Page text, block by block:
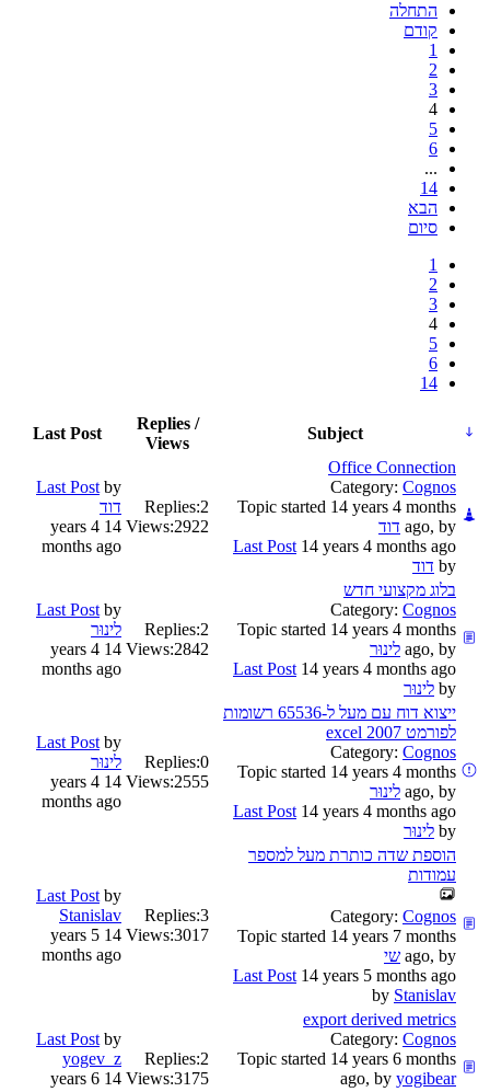
התחלה
קודם
1
2
3
4
5
6
...
14
הבא
סיום
1
2
3
4
5
6
14
Subject
Replies /
Views
Last Post
Office Connection
Category: Cognos
Topic started 14 years 4 months
ago, by דוד
Last Post 14 years 4 months ago
by דוד
Replies:2
Views:2922
Last Post by
דוד
14 years 4
months ago
בלוג מקצועי חדש
Category: Cognos
Topic started 14 years 4 months
ago, by לינוּר
Last Post 14 years 4 months ago
by לינוּר
Replies:2
Views:2842
Last Post by
לינוּר
14 years 4
months ago
ייצוא דוח עם מעל ל-65536 רשומות
לפורמט excel 2007
Category: Cognos
Topic started 14 years 4 months
ago, by לינוּר
Last Post 14 years 4 months ago
by לינוּר
Replies:0
Views:2555
Last Post by
לינוּר
14 years 4
months ago
הוספת שדה כותרת מעל למספר
עמודות
Category: Cognos
Topic started 14 years 7 months
ago, by שי
Last Post 14 years 5 months ago
by Stanislav
Replies:3
Views:3017
Last Post by
Stanislav
14 years 5
months ago
export derived metrics
Category: Cognos
Topic started 14 years 6 months
ago, by yogibear
Replies:2
Views:3175
Last Post by
yogev_z
14 years 6